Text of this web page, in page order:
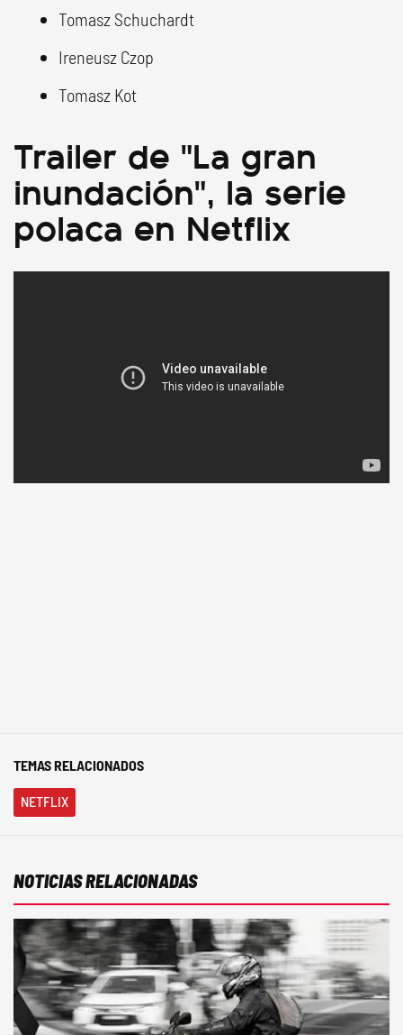
Tomasz Schuchardt
Ireneusz Czop
Tomasz Kot
Trailer de "La gran
inundación", la serie
polaca en Netflix
TEMAS RELACIONADOS
NETFLIX
NOTICIAS RELACIONADAS